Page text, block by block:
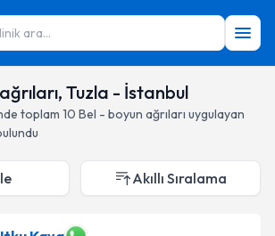
ara...
Tuzla - İstanbul
toplam 10 Bel - boyun ağrıları uygulayan
Akıllı Sıralama